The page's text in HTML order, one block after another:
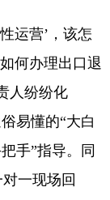
运营’，该怎
何办理出口退
人纷纷化
易懂的“大白
手”指导。同
一现场回